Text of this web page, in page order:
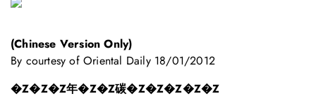
(Chinese Version Only)
By courtesy of Oriental Daily 18/01/2012
�Z�Z�Z年�Z�Z碳�Z�Z�Z�Z�Z